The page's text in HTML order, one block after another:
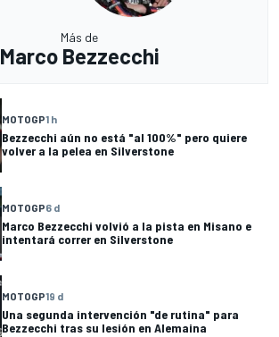
Más de
Marco Bezzecchi
MOTOGP1 h
Bezzecchi aún no está "al 100%" pero quiere
volver a la pelea en Silverstone
MOTOGP6 d
Marco Bezzecchi volvió a la pista en Misano e
intentará correr en Silverstone
MOTOGP19 d
Una segunda intervención "de rutina" para
Bezzecchi tras su lesión en Alemaina